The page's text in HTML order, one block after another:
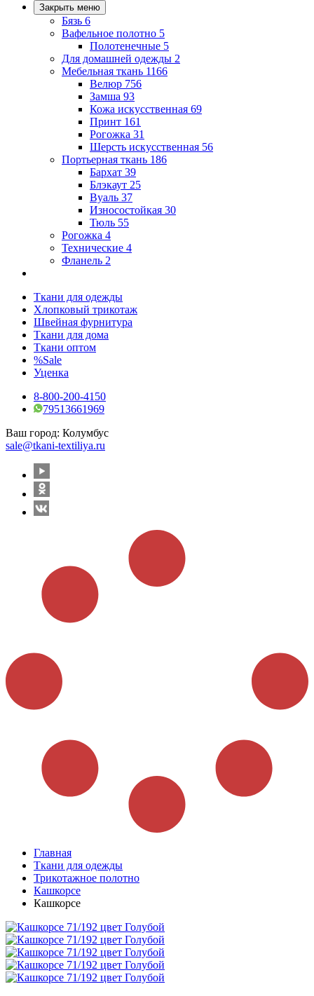
Закрыть меню
Бязь 6
Вафельное полотно 5
Полотенечные 5
Для домашней одежды 2
Мебельная ткань 1166
Велюр 756
Замша 93
Кожа искусственная 69
Принт 161
Рогожка 31
Шерсть искусственная 56
Портьерная ткань 186
Бархат 39
Блэкаут 25
Вуаль 37
Износостойкая 30
Тюль 55
Рогожка 4
Технические 4
Фланель 2
Ткани для одежды
Хлопковый трикотаж
Швейная фурнитура
Ткани для дома
Ткани оптом
%Sale
Уценка
8-800-200-4150
79513661969
Ваш город: Колумбус
sale@tkani-textiliya.ru
Главная
Ткани для одежды
Трикотажное полотно
Кашкорсе
Кашкорсе